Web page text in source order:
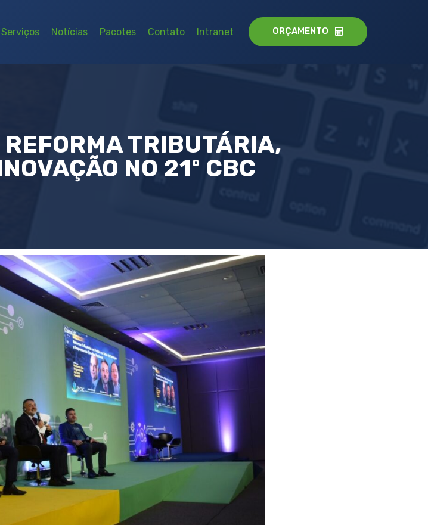
Serviços Notícias Pacotes Contato Intranet ORÇAMENTO
TRIBUTÁRIA,
NO 21º CBC